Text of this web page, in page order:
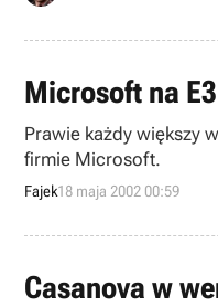
Microsoft na E3
Prawie każdy większy
firmie Microsoft.
Fajek18 maja 2002 00:59
Casanova w